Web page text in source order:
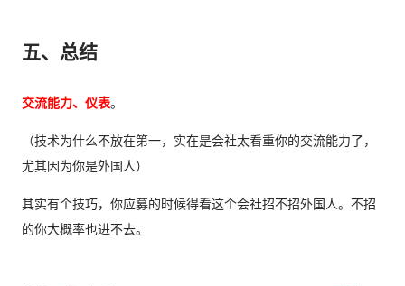
五、总结
交流能力、仪表。
（技术为什么不放在第一，实在是会社太看重你的交流能力了，
尤其因为你是外国人）
其实有个技巧，你应募的时候得看这个会社招不招外国人。不招
的你大概率也进不去。